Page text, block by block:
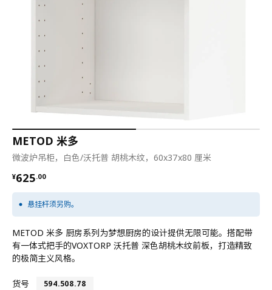
METOD 米多
微波炉吊柜，白色/沃托普 胡桃木纹，60x37x80 厘米
¥625.00
¥ 625.00
悬挂杆须另购。
METOD 米多 厨房系列为梦想厨房的设计提供无限可能。搭配带
有一体式把手的VOXTORP 沃托普 深色胡桃木纹前板，打造精致
的极简主义风格。
货号 594.508.78